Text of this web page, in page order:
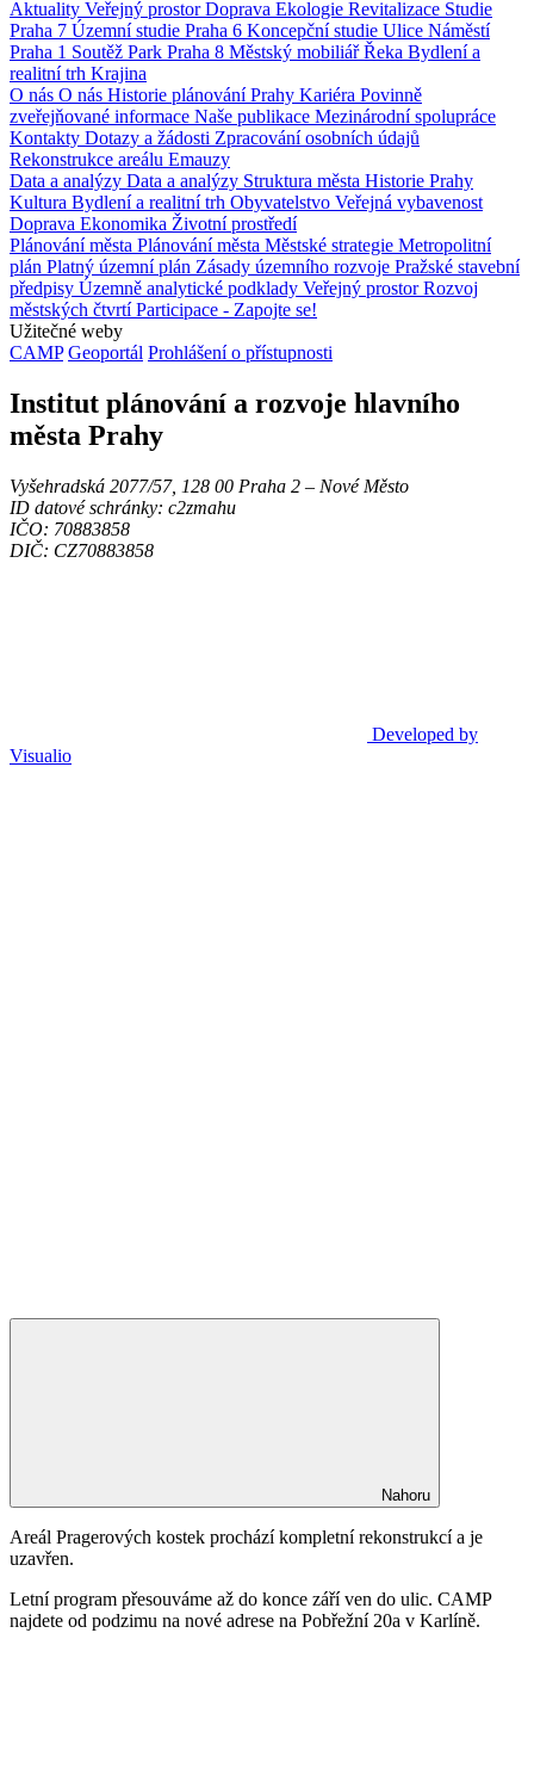
Aktuality Veřejný prostorDoprava Ekologie Revitalizace Studie
Praha 7 Územní studie Praha 6 Koncepční studie Ulice Náměstí
Praha 1 Soutěž Park Praha 8 Městský mobiliářŘeka Bydlení a
realitní trh Krajina
O nás O nás Historie plánování Prahy Kariéra Povinně
zveřejňované informace Naše publikace Mezinárodní spolupráce
Kontakty Dotazy a žádosti Zpracování osobních údajů
Rekonstrukce areálu Emauzy
Data a analýzy Data a analýzy Struktura města Historie Prahy
Kultura Bydlení a realitní trh Obyvatelstvo Veřejná vybavenost
Doprava Ekonomika Životní prostředí
Plánování města Plánování města Městské strategie Metropolitní
plán Platný územní plán Zásady územního rozvoje Pražské stavební
předpisy Územně analytické podklady Veřejný prostorRozvoj
městských čtvrtíParticipace - Zapojte se!
Užitečné weby
CAMP Geoportál Prohlášení o přístupnosti
Institut plánování a rozvoje hlavního
města Prahy
Vyšehradská 2077/57, 128 00 Praha 2 ‒ Nové Město
ID datové schránky: c2zmahu
IČO: 70883858
DIČ: CZ70883858
Developed by
Visualio
Nahoru
Areál Pragerových kostek prochází kompletní rekonstrukcí a je
uzavřen.
Letní program přesouváme až do konce září ven do ulic. CAMP
najdete od podzimu na nové adrese na Pobřežní 20a v Karlíně.